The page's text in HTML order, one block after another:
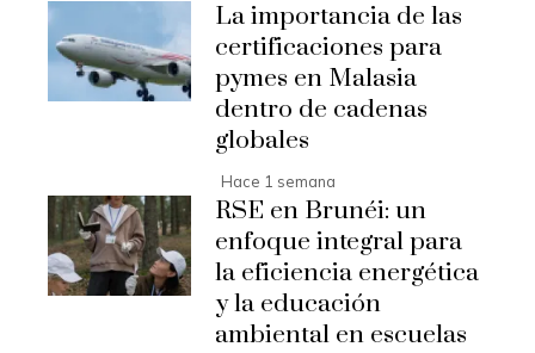
La importancia de las
certificaciones para
pymes en Malasia
dentro de cadenas
globales
Hace 1 semana
RSE en Brunéi: un
enfoque integral para
la eficiencia energética
y la educación
ambiental en escuelas